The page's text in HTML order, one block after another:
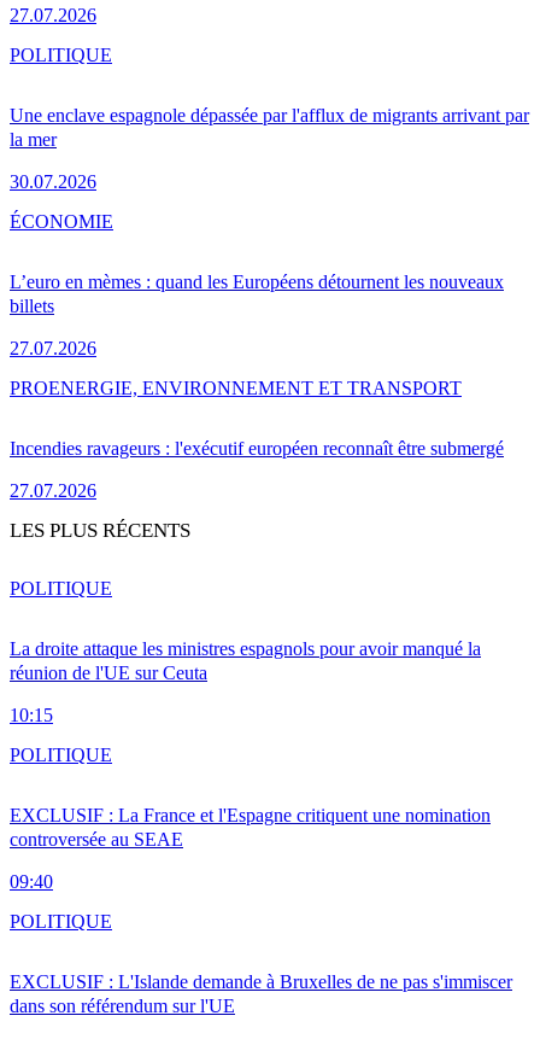
27.07.2026
Une enclave espagnole dépassée par l'afflux de migrants arrivant par
la mer
30.07.2026
POLITIQUE
L’euro en mèmes : quand les Européens détournent les nouveaux
billets
27.07.2026
ÉCONOMIE
Incendies ravageurs : l'exécutif européen reconnaît être submergé
27.07.2026
PROENERGIE, ENVIRONNEMENT ET TRANSPORT
LES PLUS RÉCENTS
La droite attaque les ministres espagnols pour avoir manqué la
réunion de l'UE sur Ceuta
10:15
POLITIQUE
EXCLUSIF : La France et l'Espagne critiquent une nomination
controversée au SEAE
09:40
POLITIQUE
EXCLUSIF : L'Islande demande à Bruxelles de ne pas s'immiscer
dans son référendum sur l'UE
POLITIQUE